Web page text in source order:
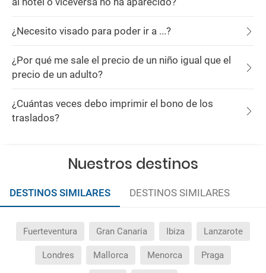
¿Necesito visado para poder ir a ...?
¿Por qué me sale el precio de un niño igual que el
precio de un adulto?
¿Cuántas veces debo imprimir el bono de los
traslados?
Nuestros destinos
DESTINOS SIMILARES DESTINOS SIMILARES
Fuerteventura Gran Canaria Ibiza Lanzarote
Londres Mallorca Menorca Praga